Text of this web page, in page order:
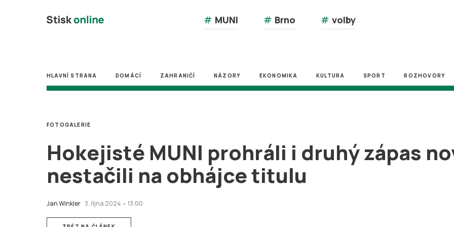
# MUNI # Brno # volby
HLAVNÍ STRANA DOMÁCÍ ZAHRANIČÍ NÁZORY EKONOMIKA KULTURA SPORT ROZHOVORY
Hokejisté MUNI prohráli i druhý zápas
nestačili na obhájce titulu
Jan Winkler 3. října 2024 • 13:00
FOTOGALERIE